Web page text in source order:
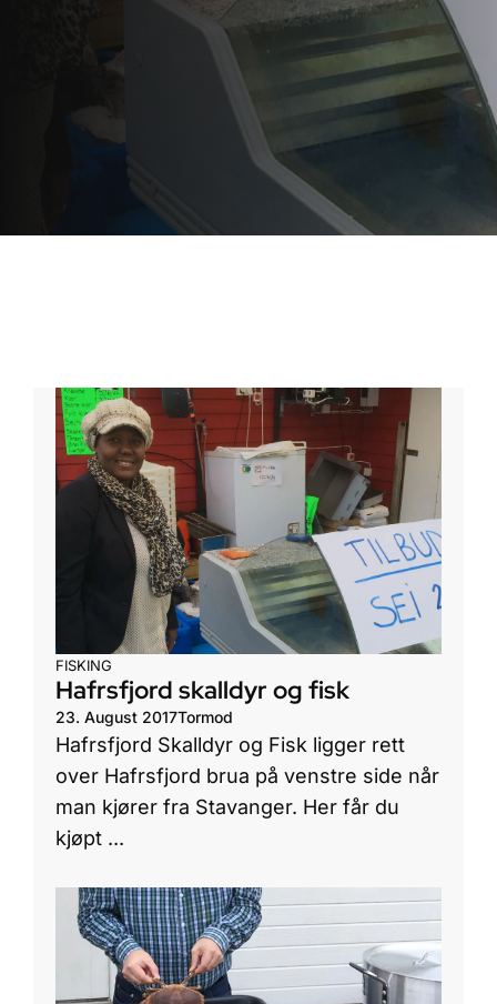
FISKING
Hafrsfjord skalldyr og fisk
23. August 2017Tormod
Hafrsfjord Skalldyr og Fisk ligger rett
over Hafrsfjord brua på venstre side når
man kjører fra Stavanger. Her får du
kjøpt ...